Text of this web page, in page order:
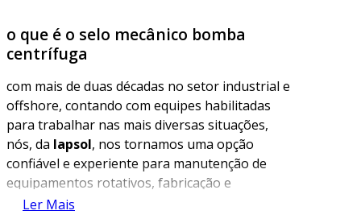
o que é o selo mecânico bomba
centrífuga
com mais de duas décadas no setor industrial e
offshore, contando com equipes habilitadas
para trabalhar nas mais diversas situações,
nós, da lapsol, nos tornamos uma opção
confiável e experiente para manutenção de
equipamentos rotativos, fabricação e
recuperação de selos mecânicos. possuímos
Ler Mais